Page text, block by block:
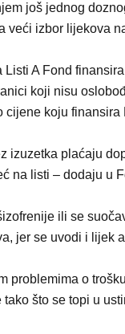
još jednog
veći izbor lijekova
A Fond
koji nisu
cijene koju finansira
izuzetka plaćaju
na listi – dodaju u
ili se
jer se uvodi i lijek
problemima o
što se topi u